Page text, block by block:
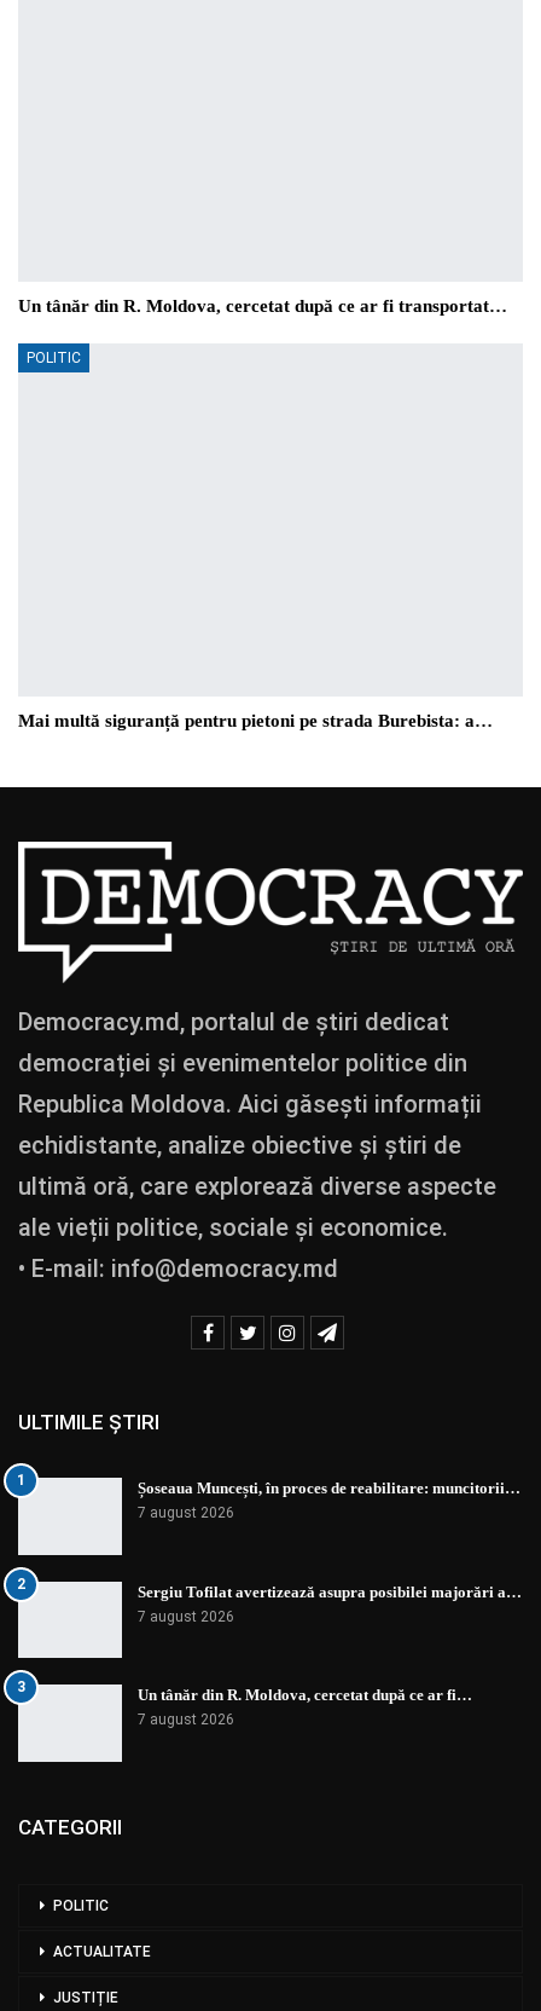
Un tânăr din R. Moldova, cercetat după ce ar fi transportat…
POLITIC
Mai multă siguranță pentru pietoni pe strada Burebista: a…
Democracy.md, portalul de știri dedicat
democrației și evenimentelor politice din
Republica Moldova. Aici găsești informații
echidistante, analize obiective și știri de
ultimă oră, care explorează diverse aspecte
ale vieții politice, sociale și economice.
• E-mail: info@democracy.md
ULTIMILE ȘTIRI
1 Șoseaua Muncești, în proces de reabilitare: muncitorii…
7 august 2026
2 Sergiu Tofilat avertizează asupra posibilei majorări a…
7 august 2026
3 Un tânăr din R. Moldova, cercetat după ce ar fi…
7 august 2026
CATEGORII
POLITIC
ACTUALITATE
JUSTIȚIE